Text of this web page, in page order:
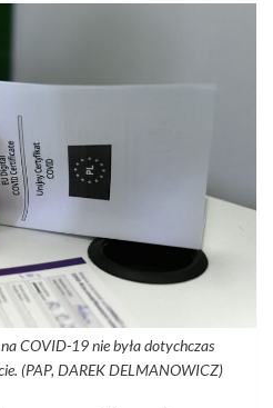
COVID-19 nie była dotychczas
(PAP, DAREK DELMANOWICZ)